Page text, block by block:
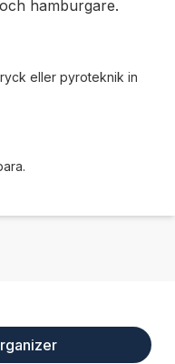
hamburgare.
eller pyroteknik in
the organizer